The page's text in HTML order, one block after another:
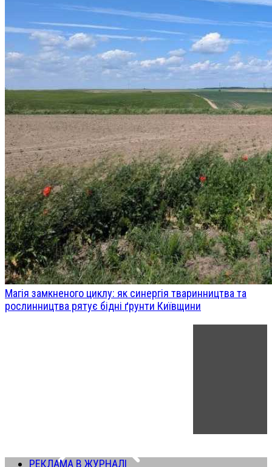
Магія замкненого циклу: як синергія тваринництва та
рослинництва рятує бідні ґрунти Київщини
РЕКЛАМА В ЖУРНАЛІ